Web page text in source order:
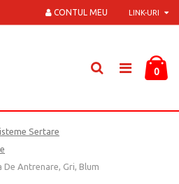
LINK-URI
CONTUL MEU
0
Sertare
Antrenare, Gri, Blum